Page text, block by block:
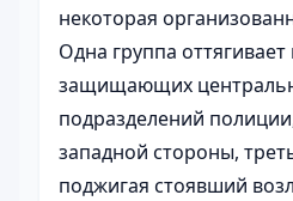
некоторая
Одна группа оттягивает
защищающих
подразделений
западной стороны,
поджигая стоявший